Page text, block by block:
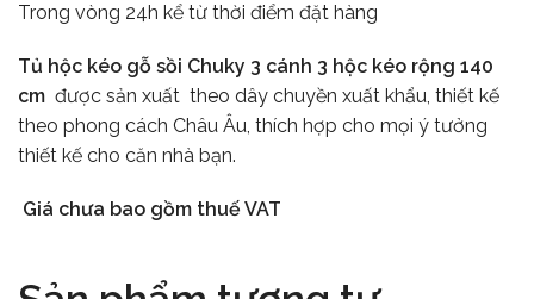
Trong vòng 24h kể từ thời điểm đặt hàng
Tủ hộc kéo gỗ sồi Chuky 3 cánh 3 hộc kéo rộng 140
cm được sản xuất theo dây chuyền xuất khẩu, thiết kế
theo phong cách Châu Âu, thích hợp cho mọi ý tưởng
thiết kế cho căn nhà bạn.
Giá chưa bao gồm thuế VAT